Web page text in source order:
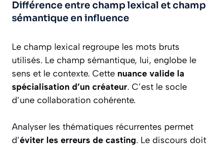
Différence entre champ lexical et champ
sémantique en influence
Le champ lexical regroupe les mots bruts
utilisés. Le champ sémantique, lui, englobe le
sens et le contexte. Cette nuance valide la
spécialisation d’un créateur. C’est le socle
d’une collaboration cohérente.
Analyser les thématiques récurrentes permet
d’éviter les erreurs de casting. Le discours doit